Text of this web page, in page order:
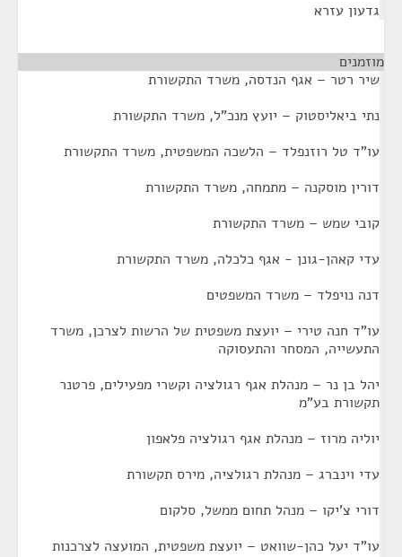
גדעון עזרא
מוזמנים
שיר רטר – אגף הנדסה, משרד התקשורת
נתי ביאליסטוק – יועץ מנכ"ל, משרד התקשורת
עו"ד טל רוזנפלד – הלשכה המשפטית, משרד התקשורת
דורין מוסקנה – מתמחה, משרד התקשורת
קובי שמש – משרד התקשורת
עדי קאהן-גונן - אגף כלכלה, משרד התקשורת
דנה נויפלד – משרד המשפטים
עו"ד חנה טירי – יועצת משפטית של הרשות לצרכן, משרד
התעשייה, המסחר והתעסוקה
יהל בן נר – מנהלת אגף רגולציה וקשרי מפעילים, פרטנר
תקשורת בע"מ
יוליה מרוז – מנהלת אגף רגולציה פלאפון
עדי וינברג – מנהלת רגולציה, מירס תקשורת
דורי צ'יקו – מנהל תחום ממשל, סלקום
עו"ד יעל כהן-שוואט – יועצת משפטית, המועצה לצרכנות